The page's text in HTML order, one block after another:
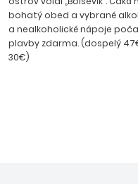
bohatý obed a vybrané
a nealkoholické nápoje
plavby zdarma. (dospelý
30€)